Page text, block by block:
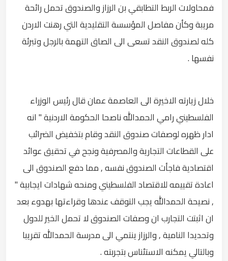
فمحاولات الربط التطابقي بن الرزاز والصندوق تحمل رائحة
مريبة وكأن مفاصل المؤسسة التقليدية التي رهنت الاردن
كله لصندوق النقد تسعى الى الصاق التهمة بالرجل وتبرئة
نفسها .
خلال زيارته الاخيرة الى العاصمة عمان قال رئيس الوزراء
الفلسطيني رامي الحمدالله ناصحا الحكومة الاردنية " انه
ادار ظهره لوصفات صندوق النقد وقام بتخفيض الضرائب
على القطاعات التجارية والمصرفية ونجح في تحقيق عوائد
اقتصادية فاجأت الصندوق نفسه , مما دفع الصندوق الى
اعادة تقييمه للاقتصاد الفلسطيني ومنحه شهادات ايجابية "
, نصيحة الحمدالله يجب التوقف عندها وقراءتها بهدوء بعد
ان اثبتت التجارب ان وصفات الصندوق لا تحمل الخير للدول
وتحديدا النامية , والرزاز ينتمي الى مدرسة الحمدالله تقريبا
وبالتالي يمكنه الاستئناس بتجربته .